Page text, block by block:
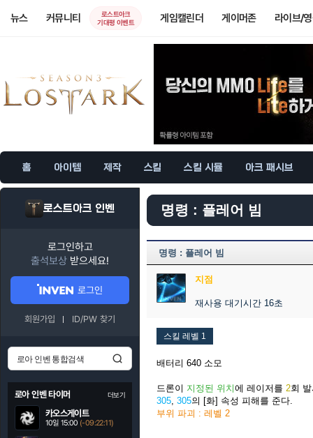
뉴스 커뮤니티
로스트아크
기대평 이벤트
게임캘린더 게이머존 라이브/
홈 아이템 제작 스킬 스킬 시뮬 아크 패시브
로스트아크 인벤
로그인하고
출석보상 받으세요!
로그인
회원가입 ID/PW 찾기
로아 인벤 타이머 더보기
카오스게이트
10일 15:00 (-09:22:10)
명령 : 플레어 빔
명령 : 플레어 빔
지점
재사용 대기시간 16초
스킬 레벨 1
배터리 640 소모
드론이 지정된 위치에 레이저를 2회
305, 305의 [화] 속성 피해를 준다.
부위 파괴 : 레벨 2